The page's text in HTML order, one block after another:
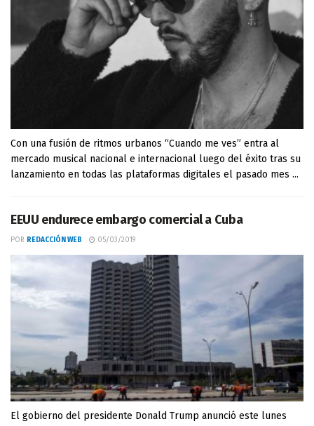
Con una fusión de ritmos urbanos “Cuando me ves” entra al
mercado musical nacional e internacional luego del éxito tras su
lanzamiento en todas las plataformas digitales el pasado mes ...
EEUU endurece embargo comercial a Cuba
POR REDACCIÓN WEB 05/03/2019
El gobierno del presidente Donald Trump anunció este lunes